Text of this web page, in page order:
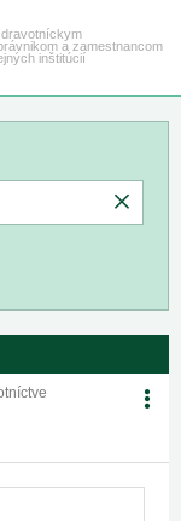
a zamestnancom
inštitúcií